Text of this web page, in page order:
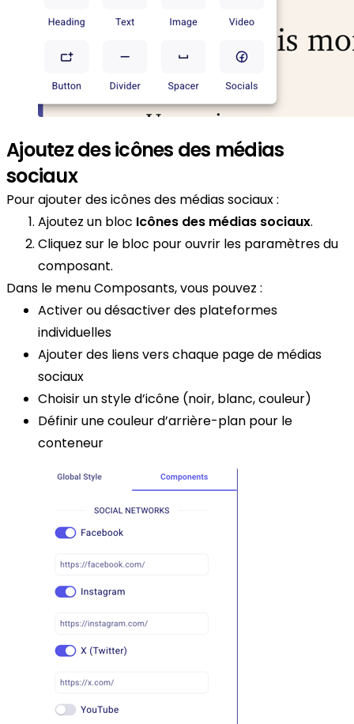
Ajoutez des icônes des médias
sociaux
Pour ajouter des icônes des médias sociaux :
Ajoutez un bloc Icônes des médias sociaux.
Cliquez sur le bloc pour ouvrir les paramètres du
composant.
Dans le menu Composants, vous pouvez :
Activer ou désactiver des plateformes
individuelles
Ajouter des liens vers chaque page de médias
sociaux
Choisir un style d’icône (noir, blanc, couleur)
Définir une couleur d’arrière-plan pour le
conteneur